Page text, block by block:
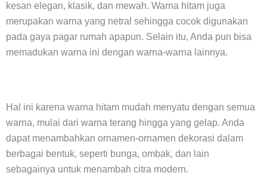
kesan elegan, klasik, dan mewah. Warna hitam juga
merupakan warna yang netral sehingga cocok digunakan
pada gaya pagar rumah apapun. Selain itu, Anda pun bisa
memadukan warna ini dengan warna-warna lainnya.
Hal ini karena warna hitam mudah menyatu dengan semua
warna, mulai dari warna terang hingga yang gelap. Anda
dapat menambahkan ornamen-ornamen dekorasi dalam
berbagai bentuk, seperti bunga, ombak, dan lain
sebagainya untuk menambah citra modern.